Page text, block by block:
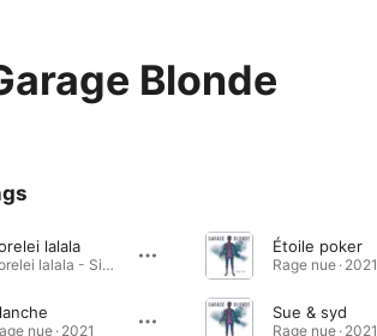
Blonde
lalala
Lorelei lalala - Single · 2023
nue · 2021
Étoile poker
Rage nue · 2021
Sue & syd
Rage nue · 2021